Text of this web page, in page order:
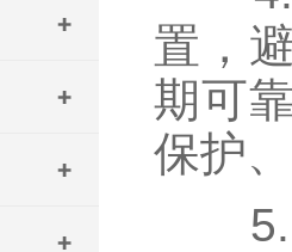
置，
期可
保护